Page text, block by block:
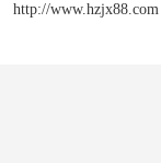
http://www.hzjx88.com